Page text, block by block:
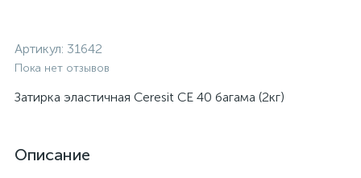
Артикул: 31642
Пока нет отзывов
Затирка эластичная Ceresit CE 40 багама (2кг)
Описание